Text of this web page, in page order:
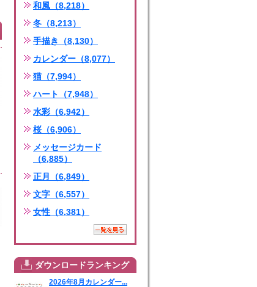
和風（8,218）
冬（8,213）
手描き（8,130）
カレンダー（8,077）
猫（7,994）
ハート（7,948）
水彩（6,942）
桜（6,906）
メッセージカード
（6,885）
正月（6,849）
文字（6,557）
女性（6,381）
ダウンロードランキング
2026年8月カレンダー...